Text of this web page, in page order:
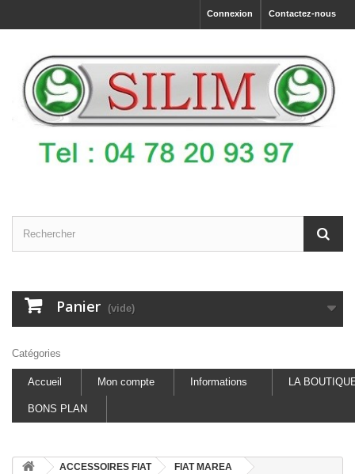
Contactez-nous
Connexion
Panier (vide)
Catégories
Accueil Mon compte Informations LA
BONS PLAN
ACCESSOIRES FIAT
FIAT MAREA